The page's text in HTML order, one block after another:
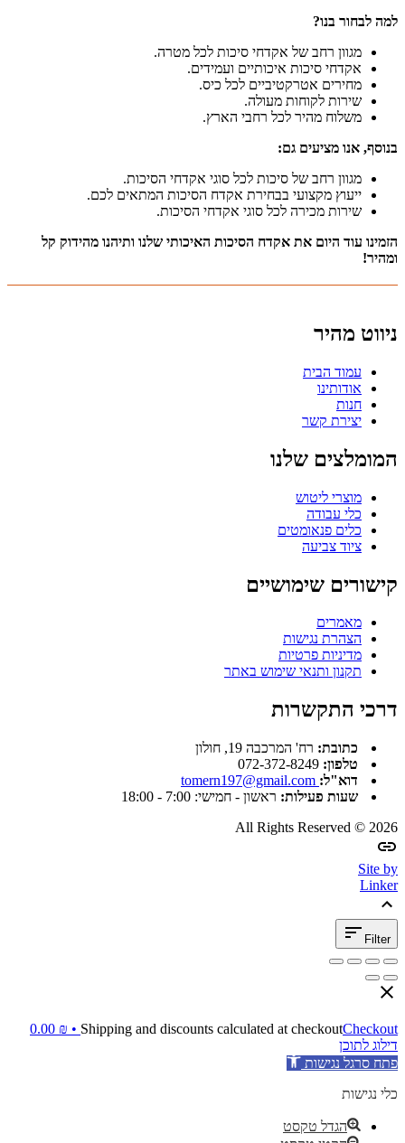
למה לבחור בנו?
מגוון רחב של אקדחי סיכות לכל מטרה.
אקדחי סיכות איכותיים ועמידים.
מחירים אטרקטיביים לכל כיס.
שירות לקוחות מעולה.
משלוח מהיר לכל רחבי הארץ.
בנוסף, אנו מציעים גם:
מגוון רחב של סיכות לכל סוגי אקדחי הסיכות.
ייעוץ מקצועי בבחירת אקדח הסיכות המתאים לכם.
שירות מכירה לכל סוגי אקדחי הסיכות.
הזמינו עוד היום את אקדח הסיכות האיכותי שלנו ותיהנו מהידוק קל
ומהיר!
ניווט מהיר
עמוד הבית
אודותינו
חנות
יצירת קשר
המומלצים שלנו
מוצרי ליטוש
כלי עבודה
כלים פנאומטים
ציוד צביעה
קישורים שימושיים
מאמרים
הצהרת נגישות
מדיניות פרטיות
תקנון ותנאי שימוש באתר
דרכי התקשרות
כתובת: רח' המרכבה 19, חולון
טלפון:
דוא"ל:
שעות פעילות: ראשון - חמישי: 7:00 - 18:00
All Rights Reserved © 2026
Site by
Linker
Filter
Shipping and discounts calculated at checkoutCheckout •
0.00 ₪
דילוג לתוכן
פתח סרגל נגישות
כלי נגישות
הגדל טקסט